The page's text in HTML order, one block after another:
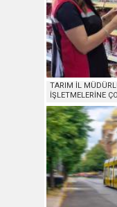
TARIM İL
İŞLETMELERİNE